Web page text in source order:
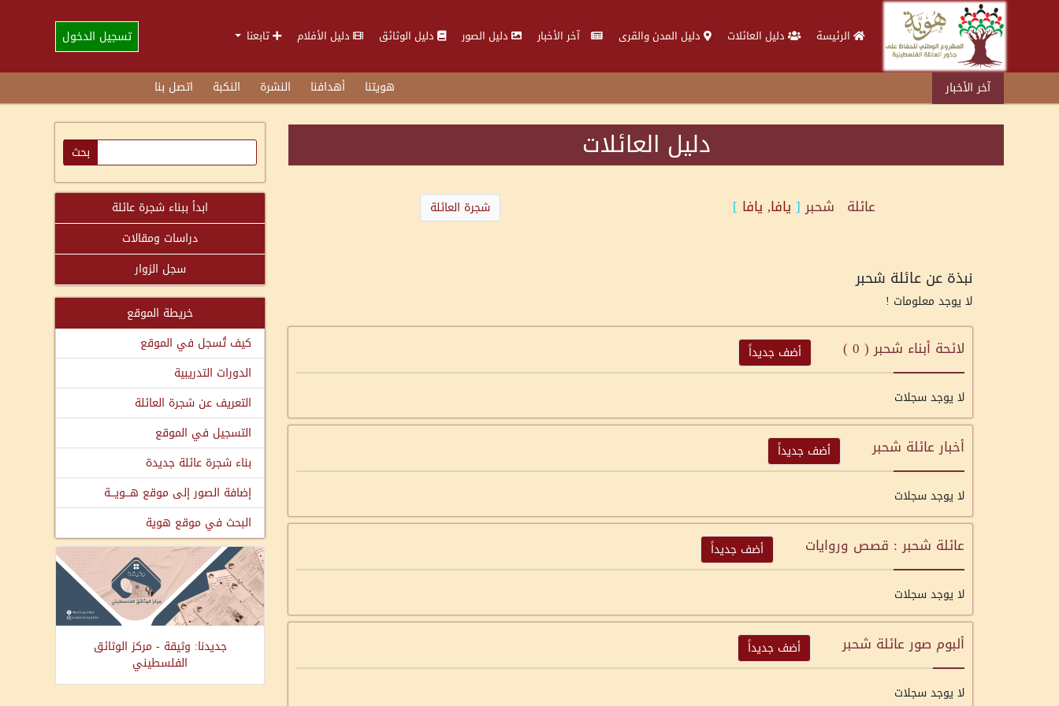
الرئيسة دليل العائلات دليل المدن والقرى آخر الأخبار دليل الصور دليل الوثائق دليل الأفلام تابعنا تسجيل الدخول
آخر الأخبار هويتنا أهدافنا النشرة النكبة اتصل بنا
دليل العائلات
عائلة شحبر [ يافا, يافا ] شجرة العائلة
نبذة عن عائلة شحبر
لا يوجد معلومات !
لائحة أبناء شحبر ( 0
) أضف جديداً
لا يوجد سجلات
أخبار عائلة شحبر أضف جديداً
لا يوجد سجلات
عائلة شحبر : قصص وروايات أضف جديداً
لا يوجد سجلات
ألبوم صور عائلة شحبر أضف جديداً
لا يوجد سجلات
ابدأ ببناء شجرة عائلة
دراسات ومقالات
سجل الزوار
خريطة الموقع
كيف تُسجل في الموقع
الدورات التدريبية
التعريف عن شجرة العائلة
التسجيل في الموقع
بناء شجرة عائلة جديدة
إضافة الصور إلى موقع هـــويـــة
البحث في موقع هوية
جديدنا: وثيقة - مركز الوثائق
الفلسطيني